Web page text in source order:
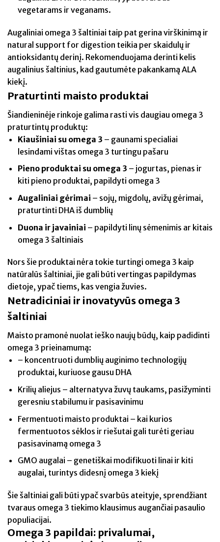
vegetarams ir veganams.
Augaliniai omega 3 šaltiniai taip pat gerina virškinimą ir
natural support for digestion teikia per skaidulų ir
antioksidantų derinį. Rekomenduojama derinti kelis
augalinius šaltinius, kad gautumėte pakankamą ALA
kiekį.
Praturtinti maisto produktai
Šiandieninėje rinkoje galima rasti vis daugiau omega 3
praturtintų produktų:
Kiaušiniai su omega 3 – gaunami specialiai
lesindami vištas omega 3 turtingu pašaru
Pieno produktai su omega 3 – jogurtas, pienas ir
kiti pieno produktai, papildyti omega 3
Augaliniai gėrimai – sojų, migdolų, avižų gėrimai,
praturtinti DHA iš dumblių
Duona ir javainiai – papildyti linų sėmenimis ar kitais
omega 3 šaltiniais
Nors šie produktai nėra tokie turtingi omega 3 kaip
natūralūs šaltiniai, jie gali būti vertingas papildymas
dietoje, ypač tiems, kas vengia žuvies.
Netradiciniai ir inovatyvūs omega 3
šaltiniai
Maisto pramonė nuolat ieško naujų būdų, kaip padidinti
omega 3 prieinamumą:
– koncentruoti dumblių auginimo technologijų
produktai, kuriuose gausu DHA
Krilių aliejus – alternatyva žuvų taukams, pasižyminti
geresniu stabilumu ir pasisavinimu
Fermentuoti maisto produktai – kai kurios
fermentuotos sėklos ir riešutai gali turėti geriau
pasisavinamą omega 3
GMO augalai – genetiškai modifikuoti linai ir kiti
augalai, turintys didesnį omega 3 kiekį
Šie šaltiniai gali būti ypač svarbūs ateityje, sprendžiant
tvaraus omega 3 tiekimo klausimus augančiai pasaulio
populiacijai.
Omega 3 papildai: privalumai,